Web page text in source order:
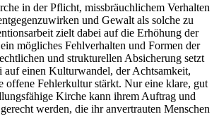
in der Pflicht, missbräuchlichem Verhalten
und Gewalt als solche zu
zielt dabei auf die Erhöhung der
mögliches Fehlverhalten und Formen der
und strukturellen Absicherung setzt
auf einen Kulturwandel, der Achtsamkeit,
offene Fehlerkultur stärkt. Nur eine klare, gut
Kirche kann ihrem Auftrag und
werden, die ihr anvertrauten Menschen